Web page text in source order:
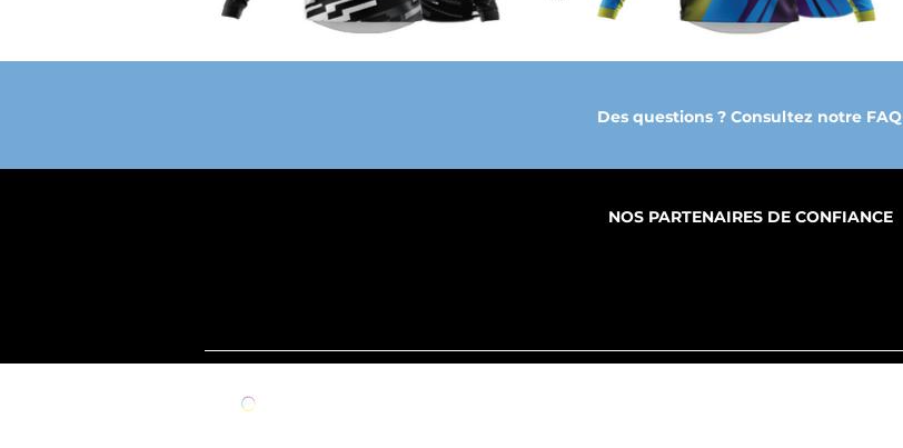
Des questions ? Consultez notre FAQ
NOS PARTENAIRES DE CONFIANCE